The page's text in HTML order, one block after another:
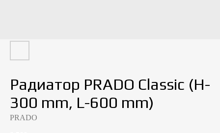
Радиатор PRADO Classic (H-
300 mm, L-600 mm)
PRADO